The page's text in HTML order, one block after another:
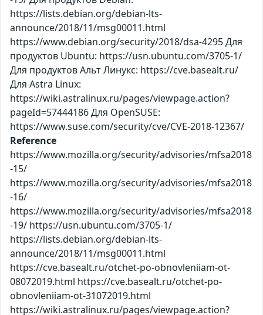
https://lists.debian.org/debian-lts-
announce/2018/11/msg00011.html
https://www.debian.org/security/2018/dsa-4295 Для
продуктов Ubuntu: https://usn.ubuntu.com/3705-1/
Для продуктов Альт Линукс: https://cve.basealt.ru/
Для Astra Linux:
https://wiki.astralinux.ru/pages/viewpage.action?
pageId=57444186 Для OpenSUSE:
https://www.suse.com/security/cve/CVE-2018-12367/
Reference
https://www.mozilla.org/security/advisories/mfsa2018
-15/
https://www.mozilla.org/security/advisories/mfsa2018
-16/
https://www.mozilla.org/security/advisories/mfsa2018
-19/ https://usn.ubuntu.com/3705-1/
https://lists.debian.org/debian-lts-
announce/2018/11/msg00011.html
https://cve.basealt.ru/otchet-po-obnovleniiam-ot-
08072019.html https://cve.basealt.ru/otchet-po-
obnovleniiam-ot-31072019.html
https://wiki.astralinux.ru/pages/viewpage.action?